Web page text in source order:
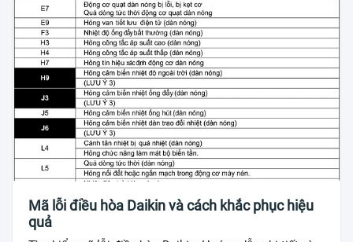
Mã lỗi điều hòa Daikin và cách khắc phục hiệu
quả